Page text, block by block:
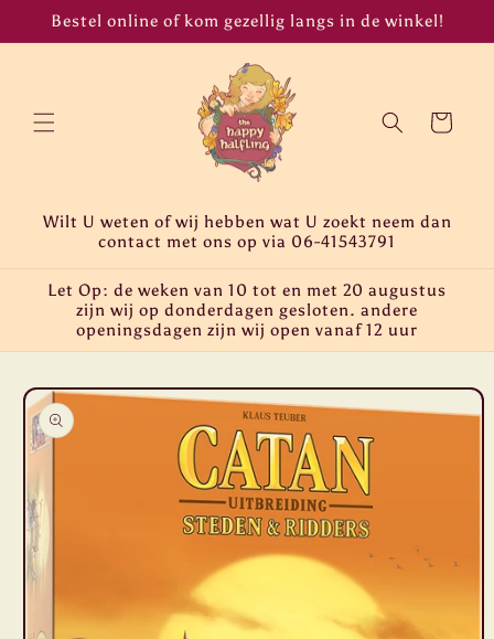
naar de
content
Bestel online of kom gezellig langs in de winkel!
Winkelwagen
Wilt U weten of wij hebben wat U zoekt neem dan
contact met ons op via 06-41543791
Let Op: de weken van 10 tot en met 20 augustus
zijn wij op donderdagen gesloten. andere
openingsdagen zijn wij open vanaf 12 uur
direct naar